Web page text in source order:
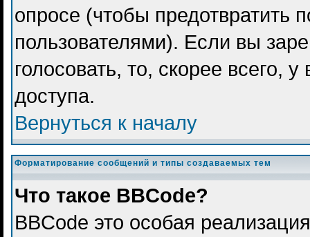
опросе (чтобы предотвратить
пользователями). Если вы
голосовать, то, скорее всего,
доступа.
Вернуться к началу
Форматирование сообщений и типы создаваемых тем
Что такое BBCode?
BBCode это особая